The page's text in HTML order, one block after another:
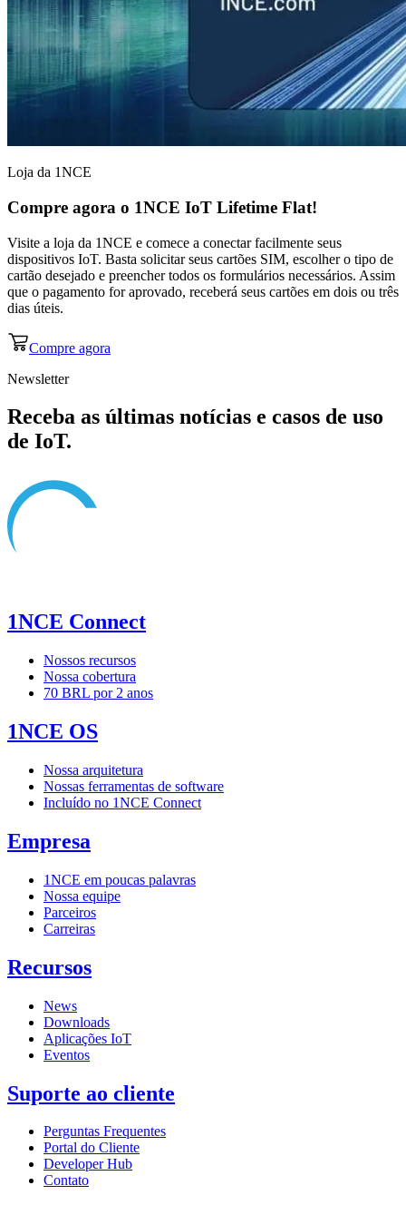
Loja da 1NCE
Compre agora o 1NCE IoT Lifetime Flat!
Visite a loja da 1NCE e comece a conectar facilmente seus
dispositivos IoT. Basta solicitar seus cartões SIM, escolher o tipo de
cartão desejado e preencher todos os formulários necessários. Assim
que o pagamento for aprovado, receberá seus cartões em dois ou três
dias úteis.
Compre agora
Newsletter
Receba as últimas notícias e casos de uso
de IoT.
1NCE Connect
Nossos recursos
Nossa cobertura
70 BRL por 2 anos
1NCE OS
Nossa arquitetura
Nossas ferramentas de software
Incluído no 1NCE Connect
Empresa
1NCE em poucas palavras
Nossa equipe
Parceiros
Carreiras
Recursos
News
Downloads
Aplicações IoT
Eventos
Suporte ao cliente
Perguntas Frequentes
Portal do Cliente
Developer Hub
Contato